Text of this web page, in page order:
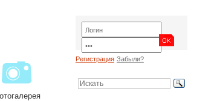
Регистрация Забыли?